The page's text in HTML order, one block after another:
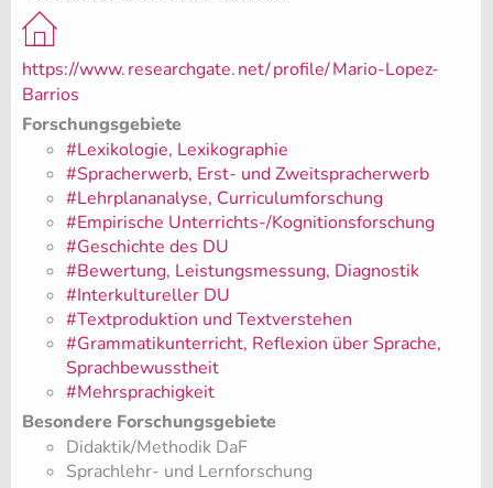
https://www.researchgate.net/profile/Mario-Lopez-
Barrios
Forschungsgebiete
#Lexikologie, Lexikographie
#Spracherwerb, Erst- und Zweitspracherwerb
#Lehrplananalyse, Curriculumforschung
#Empirische Unterrichts-/Kognitionsforschung
#Geschichte des DU
#Bewertung, Leistungsmessung, Diagnostik
#Interkultureller DU
#Textproduktion und Textverstehen
#Grammatikunterricht, Reflexion über Sprache,
Sprachbewusstheit
#Mehrsprachigkeit
Besondere Forschungsgebiete
Didaktik/Methodik DaF
Sprachlehr- und Lernforschung